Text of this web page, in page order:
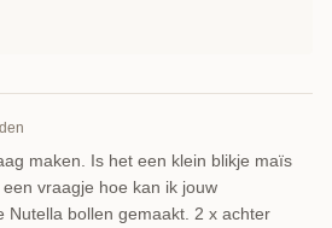
maken. Is het een klein blikje maïs
vraagje hoe kan ik jouw
Nutella bollen gemaakt. 2 x achter